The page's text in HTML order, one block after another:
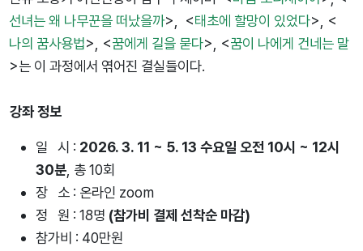
선녀는 왜 나무꾼을 떠났을까>, <태초에 할망이 있었다>, <
나의 꿈사용법>, <꿈에게 길을 묻다>, <꿈이 나에게 건네는 말
>는 이 과정에서 엮어진 결실들이다.
강좌 정보
일 시 : 2026. 3. 11 ~ 5. 13 수요일 오전 10시 ~ 12시
30분, 총 10회
장 소 : 온라인 zoom
정 원 : 18명 (참가비 결제 선착순 마감)
참가비 : 40만원